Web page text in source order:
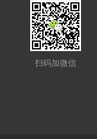
扫码加微信